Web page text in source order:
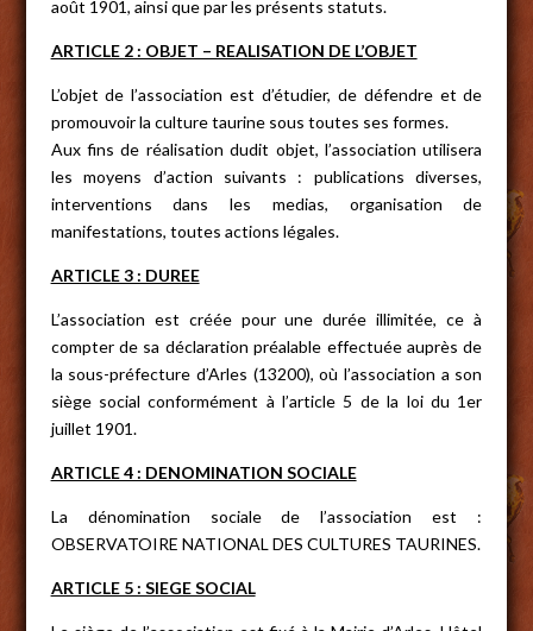
août 1901, ainsi que par les présents statuts.
ARTICLE 2 : OBJET – REALISATION DE L’OBJET
L’objet de l’association est d’étudier, de défendre et de
promouvoir la culture taurine sous toutes ses formes.
Aux fins de réalisation dudit objet, l’association utilisera
les moyens d’action suivants : publications diverses,
interventions dans les medias, organisation de
manifestations, toutes actions légales.
ARTICLE 3 : DUREE
L’association est créée pour une durée illimitée, ce à
compter de sa déclaration préalable effectuée auprès de
la sous-préfecture d’Arles (13200), où l’association a son
siège social conformément à l’article 5 de la loi du 1er
juillet 1901.
ARTICLE 4 : DENOMINATION SOCIALE
La dénomination sociale de l’association est :
OBSERVATOIRE NATIONAL DES CULTURES TAURINES.
ARTICLE 5 : SIEGE SOCIAL